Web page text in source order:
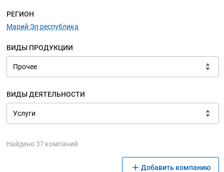
Меню навигации
РЕГИОН
Марий Эл республика
ВИДЫ ПРОДУКЦИИ
ВИДЫ ДЕЯТЕЛЬНОСТИ
Найдено 37 компаний
Добавить компанию